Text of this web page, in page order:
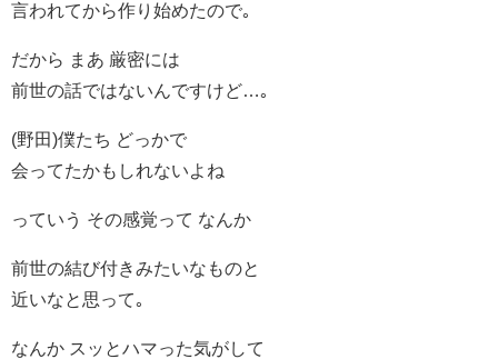
言われてから作り始めたので｡
だから まあ 厳密には
前世の話ではないんですけど…｡
(野田)僕たち どっかで
会ってたかもしれないよね
っていう その感覚って なんか
前世の結び付きみたいなものと
近いなと思って｡
なんか スッとハマった気がして